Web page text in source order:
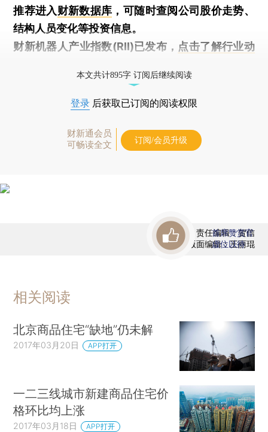
推荐进入财新数据库 ，可随时查阅公司股价走势、
结构人员变化等投资信息。
财新机器人产业指数(RII)已发布， 点击了解行业动
本文共计895字 订阅后继续阅读
登录 后获取已订阅的阅读权限
财新通会员
可畅读全文
订阅/会员升级
责任编辑：贺信
版面编辑：王丽琨
首席赞赏官
虚位以待
相关阅读
北京商品住宅“缺地”仍未解
2017年03月20日 APP打开
一二三线城市新建商品住宅价
格环比均上涨
2017年03月18日 APP打开